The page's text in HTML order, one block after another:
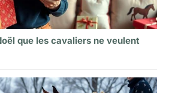
que les cavaliers ne veulent